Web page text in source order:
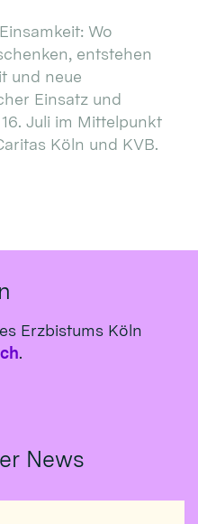
Wo
entstehen
und neue
Einsatz und
Juli im Mittelpunkt
Köln und KVB.
Erzbistums Köln
.
News